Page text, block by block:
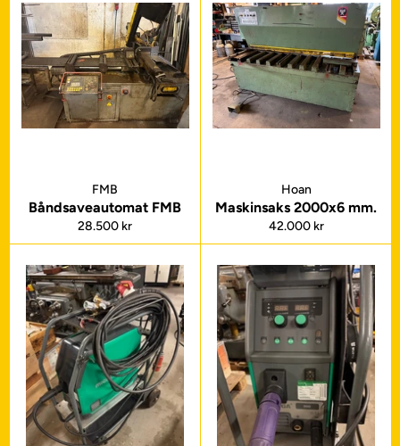
FMB
Båndsaveautomat FMB
Normalpris
28.500 kr
Hoan
Maskinsaks 2000x6 mm.
Normalpris
42.000 kr